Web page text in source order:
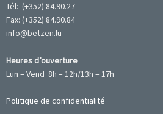
Tél: (+352) 84.90.27
Fax: (+352) 84.90.84
info@betzen.lu
Heures d’ouverture
Lun – Vend 8h – 12h/13h – 17h
Politique de confidentialité